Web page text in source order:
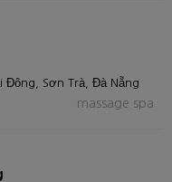
Đông, Sơn Trà, Đà Nẵng
massage spa